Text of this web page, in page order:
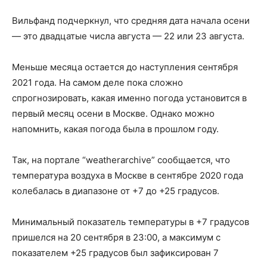
Вильфанд подчеркнул, что средняя дата начала осени
— это двадцатые числа августа — 22 или 23 августа.
Меньше месяца остается до наступления сентября
2021 года. На самом деле пока сложно
спрогнозировать, какая именно погода установится в
первый месяц осени в Москве. Однако можно
напомнить, какая погода была в прошлом году.
Так, на портале “weatherarchive” сообщается, что
температура воздуха в Москве в сентябре 2020 года
колебалась в диапазоне от +7 до +25 градусов.
Минимальный показатель температуры в +7 градусов
пришелся на 20 сентября в 23:00, а максимум с
показателем +25 градусов был зафиксирован 7